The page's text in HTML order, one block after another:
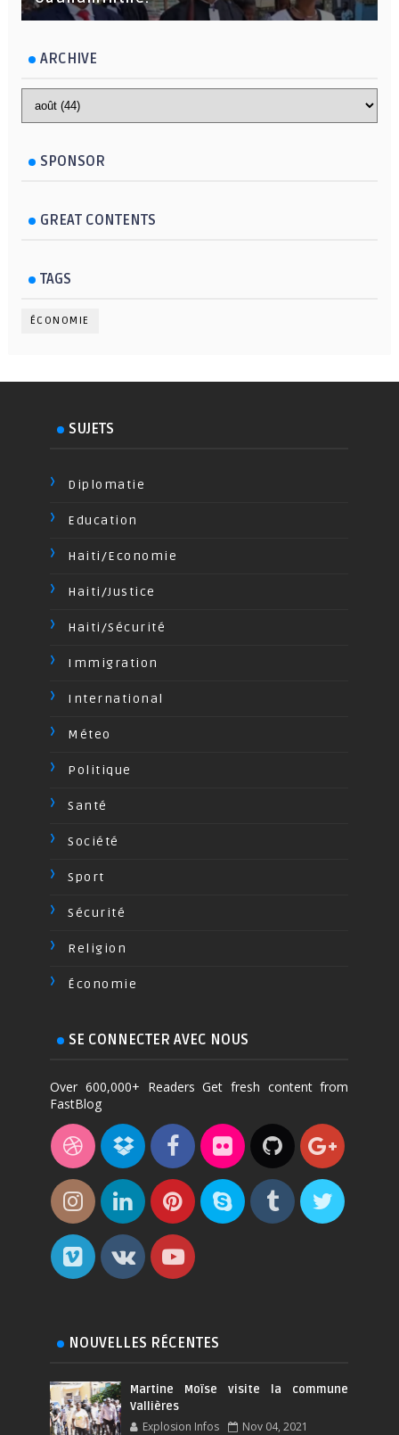
ARCHIVE
SPONSOR
GREAT CONTENTS
TAGS
ÉCONOMIE
SUJETS
Diplomatie
Education
Haiti/Economie
Haiti/Justice
Haiti/Sécurité
Immigration
International
Méteo
Politique
Santé
Société
Sport
Sécurité
Religion
Économie
SE CONNECTER AVEC NOUS
Over 600,000+ Readers Get fresh content from
FastBlog
NOUVELLES RÉCENTES
Martine Moïse visite la commune
Vallières
Explosion Infos Nov 04, 2021